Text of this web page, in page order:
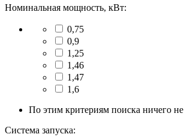
Номинальная мощность, кВт:
0,75
0,9
1,25
1,46
1,47
1,6
По этим критериям поиска ничего
Система запуска: